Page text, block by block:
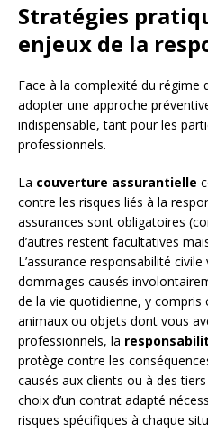
Stratégies
enjeux de la
Face à la complexité du régime
adopter une approche
indispensable, tant pour les
professionnels.
La couverture assurantielle
contre les risques liés à la
assurances sont obligatoires
d’autres restent facultatives
L’assurance responsabilité
dommages causés
de la vie quotidienne, y compris
animaux ou objets dont vous
professionnels, la
protège contre les
causés aux clients ou à des tiers
choix d’un contrat adapté
risques spécifiques à chaque